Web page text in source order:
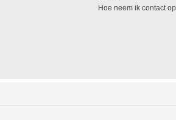
Hoe neem ik contact